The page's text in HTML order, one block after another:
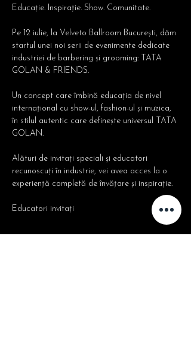
Educație. Inspirație. Show. Comunitate.
Pe 12 iulie, la Velveto Ballroom București, dăm
startul unei noi serii de evenimente dedicate
industriei de barbering și grooming: TATA
GOLAN & FRIENDS.
Un concept care îmbină educația de nivel
internațional cu show-ul, fashion-ul și muzica,
în stilul autentic care definește universul TATA
GOLAN.
Alături de invitați speciali și educatori
recunoscuți în industrie, vei avea acces la o
experiență completă de învățare și inspirație.
Educatori invitați